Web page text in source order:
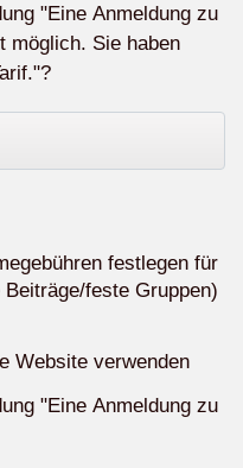
"Eine Anmeldung zu
möglich. Sie haben
festlegen für
feste Gruppen)
Website verwenden
"Eine Anmeldung zu